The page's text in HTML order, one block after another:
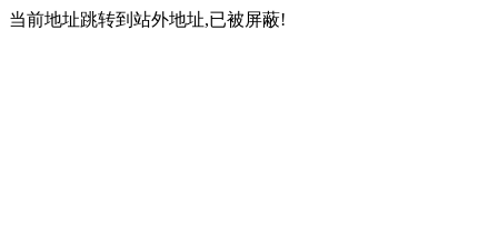
当前地址跳转到站外地址,已被屏蔽!